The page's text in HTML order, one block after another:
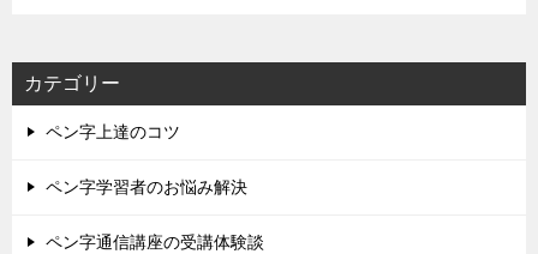
カテゴリー
ペン字上達のコツ
ペン字学習者のお悩み解決
ペン字通信講座の受講体験談